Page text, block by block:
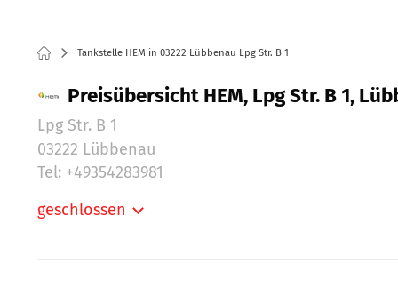
Tankstelle HEM in 03222 Lübbenau Lpg Str. B 1
Preisübersicht HEM, Lpg Str. B 1,
Lpg Str. B 1
03222 Lübbenau
Tel: +49354283981
geschlossen